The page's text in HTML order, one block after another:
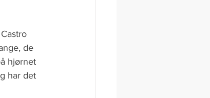
de
hjørnet
har det